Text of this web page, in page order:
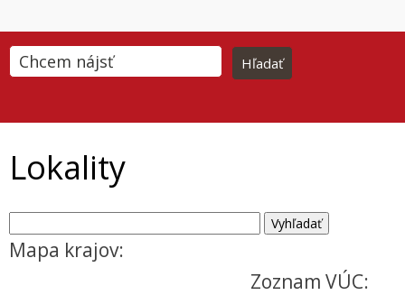
Lokality
Mapa krajov:
Zoznam VÚC: